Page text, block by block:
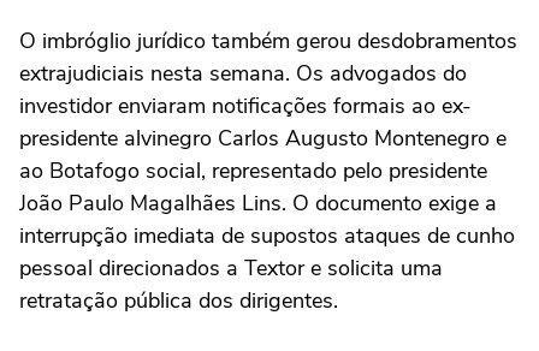
O imbróglio jurídico também gerou desdobramentos
extrajudiciais nesta semana. Os advogados do
investidor enviaram notificações formais ao ex-
presidente alvinegro Carlos Augusto Montenegro e
ao Botafogo social, representado pelo presidente
João Paulo Magalhães Lins. O documento exige a
interrupção imediata de supostos ataques de cunho
pessoal direcionados a Textor e solicita uma
retratação pública dos dirigentes.